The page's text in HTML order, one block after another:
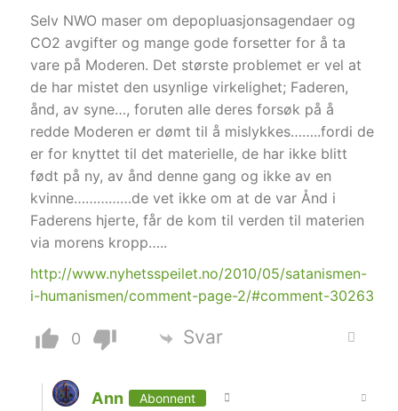
Selv NWO maser om depopluasjonsagendaer og
CO2 avgifter og mange gode forsetter for å ta
vare på Moderen. Det største problemet er vel at
de har mistet den usynlige virkelighet; Faderen,
ånd, av syne…, foruten alle deres forsøk på å
redde Moderen er dømt til å mislykkes……..fordi de
er for knyttet til det materielle, de har ikke blitt
født på ny, av ånd denne gang og ikke av en
kvinne……………de vet ikke om at de var Ånd i
Faderens hjerte, får de kom til verden til materien
via morens kropp…..
http://www.nyhetsspeilet.no/2010/05/satanismen-
i-humanismen/comment-page-2/#comment-30263
0 Svar
Ann Abonnent